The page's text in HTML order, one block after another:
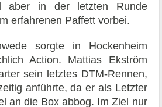
aber in der letzten Runde
erfahrenen Paffett vorbei.
sorgte in Hockenheim
Action. Mattias Ekström
sein letztes DTM-Rennen,
anführte, da er als Letzter
an die Box abbog. Im Ziel nur